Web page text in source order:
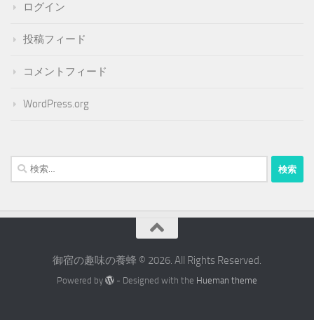
ログイン
投稿フィード
コメントフィード
WordPress.org
検
索:
御宿の趣味の養蜂 © 2026. All Rights Reserved.
Powered by - Designed with the Hueman theme